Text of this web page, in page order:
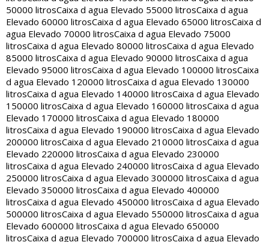
50000 litrosCaixa d agua Elevado 55000 litrosCaixa d agua
Elevado 60000 litrosCaixa d agua Elevado 65000 litrosCaixa d
agua Elevado 70000 litrosCaixa d agua Elevado 75000
litrosCaixa d agua Elevado 80000 litrosCaixa d agua Elevado
85000 litrosCaixa d agua Elevado 90000 litrosCaixa d agua
Elevado 95000 litrosCaixa d agua Elevado 100000 litrosCaixa
d agua Elevado 120000 litrosCaixa d agua Elevado 130000
litrosCaixa d agua Elevado 140000 litrosCaixa d agua Elevado
150000 litrosCaixa d agua Elevado 160000 litrosCaixa d agua
Elevado 170000 litrosCaixa d agua Elevado 180000
litrosCaixa d agua Elevado 190000 litrosCaixa d agua Elevado
200000 litrosCaixa d agua Elevado 210000 litrosCaixa d agua
Elevado 220000 litrosCaixa d agua Elevado 230000
litrosCaixa d agua Elevado 240000 litrosCaixa d agua Elevado
250000 litrosCaixa d agua Elevado 300000 litrosCaixa d agua
Elevado 350000 litrosCaixa d agua Elevado 400000
litrosCaixa d agua Elevado 450000 litrosCaixa d agua Elevado
500000 litrosCaixa d agua Elevado 550000 litrosCaixa d agua
Elevado 600000 litrosCaixa d agua Elevado 650000
litrosCaixa d agua Elevado 700000 litrosCaixa d agua Elevado